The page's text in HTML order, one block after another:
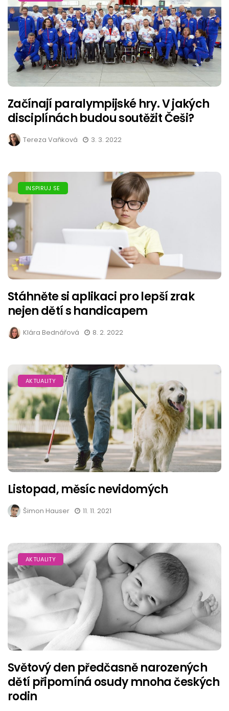
Začínají paralympijské hry. V jakých
disciplínách budou soutěžit Češi?
Tereza Vaňková 3. 3. 2022
INSPIRUJ SE
Stáhněte si aplikaci pro lepší zrak
nejen dětí s handicapem
Klára Bednářová 8. 2. 2022
AKTUALITY
Listopad, měsíc nevidomých
Šimon Hauser 11. 11. 2021
AKTUALITY
Světový den předčasně narozených
dětí připomíná osudy mnoha českých
rodin